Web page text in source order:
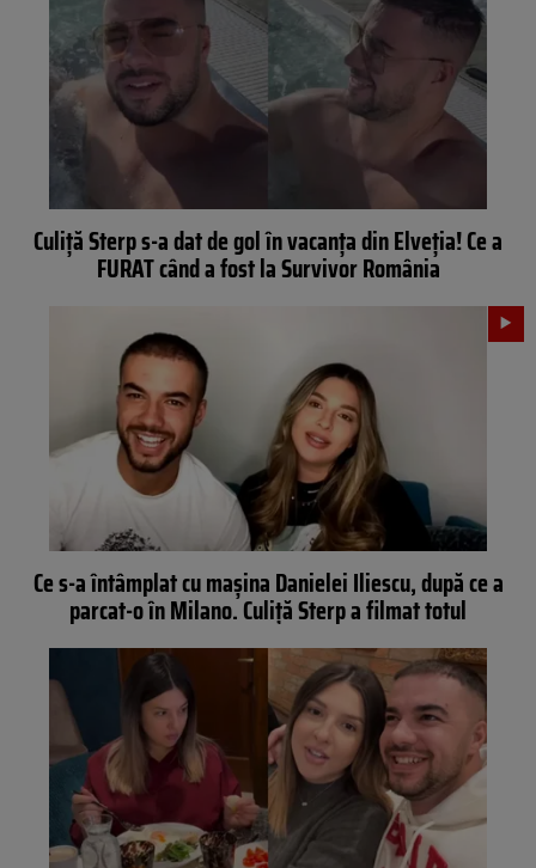
Culiță Sterp s-a dat de gol în vacanța din Elveția! Ce a
FURAT când a fost la Survivor România
Ce s-a întâmplat cu mașina Danielei Iliescu, după ce a
parcat-o în Milano. Culiță Sterp a filmat totul